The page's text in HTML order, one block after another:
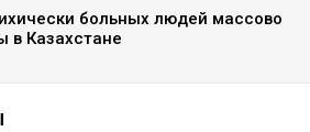
больных людей массово
в Казахстане